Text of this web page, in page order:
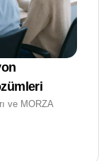
ve MORZA